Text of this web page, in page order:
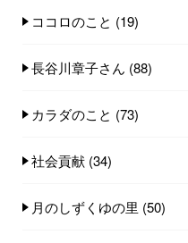
ココロのこと (19)
長谷川章子さん (88)
カラダのこと (73)
社会貢献 (34)
月のしずくゆの里 (50)